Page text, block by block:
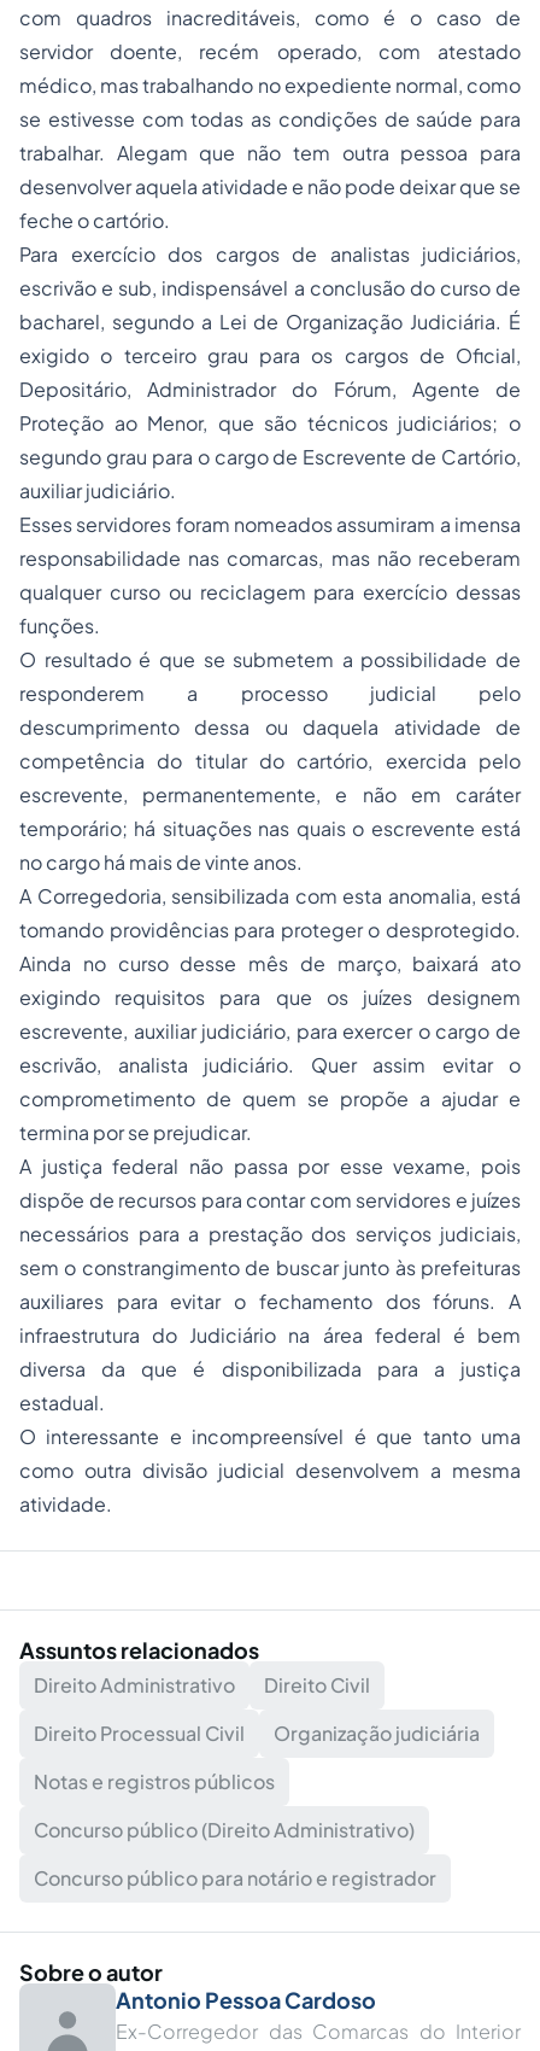
com quadros inacreditáveis, como é o caso de
servidor doente, recém operado, com atestado
médico, mas trabalhando no expediente normal, como
se estivesse com todas as condições de saúde para
trabalhar. Alegam que não tem outra pessoa para
desenvolver aquela atividade e não pode deixar que se
feche o cartório.
Para exercício dos cargos de analistas judiciários,
escrivão e sub, indispensável a conclusão do curso de
bacharel, segundo a Lei de Organização Judiciária. É
exigido o terceiro grau para os cargos de Oficial,
Depositário, Administrador do Fórum, Agente de
Proteção ao Menor, que são técnicos judiciários; o
segundo grau para o cargo de Escrevente de Cartório,
auxiliar judiciário.
Esses servidores foram nomeados assumiram a imensa
responsabilidade nas comarcas, mas não receberam
qualquer curso ou reciclagem para exercício dessas
funções.
O resultado é que se submetem a possibilidade de
responderem a processojudicial pelo
descumprimento dessa ou daquela atividade de
competência do titular do cartório, exercida pelo
escrevente, permanentemente, e não em caráter
temporário; há situações nas quais o escrevente está
no cargo há mais de vinte anos.
A Corregedoria, sensibilizada com esta anomalia, está
tomando providências para proteger o desprotegido.
Ainda no curso desse mês de março, baixará ato
exigindo requisitos para que os juízes designem
escrevente, auxiliar judiciário, para exercer o cargo de
escrivão, analista judiciário. Quer assim evitar o
comprometimento de quem se propõe a ajudar e
termina por se prejudicar.
A justiça federal não passa por esse vexame, pois
dispõe de recursos para contar com servidores e juízes
necessários para a prestação dos serviços judiciais,
sem o constrangimento de buscar junto às prefeituras
auxiliares para evitar o fechamento dos fóruns. A
infraestrutura do Judiciário na área federal é bem
diversa da que é disponibilizada para a justiça
estadual.
O interessante e incompreensível é que tanto uma
como outra divisão judicial desenvolvem a mesma
atividade.
Assuntos relacionados
Direito Administrativo
Direito Civil
Direito Processual Civil
Organização judiciária
Notas e registros públicos
Concurso público (Direito Administrativo)
Concurso público para notário e registrador
Sobre o autor
Antonio Pessoa Cardoso
Ex-Corregedor das Comarcas do Interior